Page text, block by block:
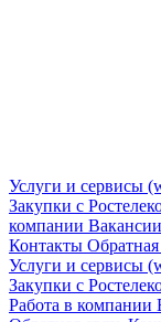
Услуги и сервисы
Закупки с
компании Вакансии
Контакты Обратная
Услуги и сервисы
Закупки с
Работа в компании